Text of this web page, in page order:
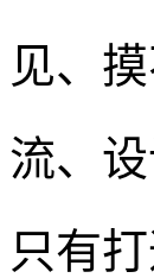
见、
流、
只有